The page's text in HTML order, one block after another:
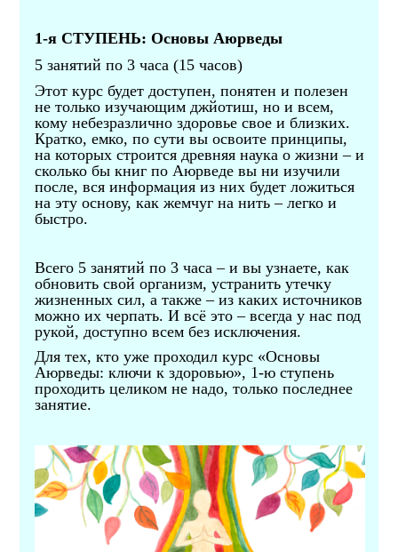
1-я СТУПЕНЬ: Основы Аюрведы
5 занятий по 3 часа (15 часов)
Этот курс будет доступен, понятен и полезен
не только изучающим джйотиш, но и всем,
кому небезразлично здоровье свое и близких.
Кратко, емко, по сути вы освоите принципы,
на которых строится древняя наука о жизни – и
сколько бы книг по Аюрведе вы ни изучили
после, вся информация из них будет ложиться
на эту основу, как жемчуг на нить – легко и
быстро.
Всего 5 занятий по 3 часа – и вы узнаете, как
обновить свой организм, устранить утечку
жизненных сил, а также – из каких источников
можно их черпать. И всё это – всегда у нас под
рукой, доступно всем без исключения.
Для тех, кто уже проходил курс «Основы
Аюрведы: ключи к здоровью», 1-ю ступень
проходить целиком не надо, только последнее
занятие.